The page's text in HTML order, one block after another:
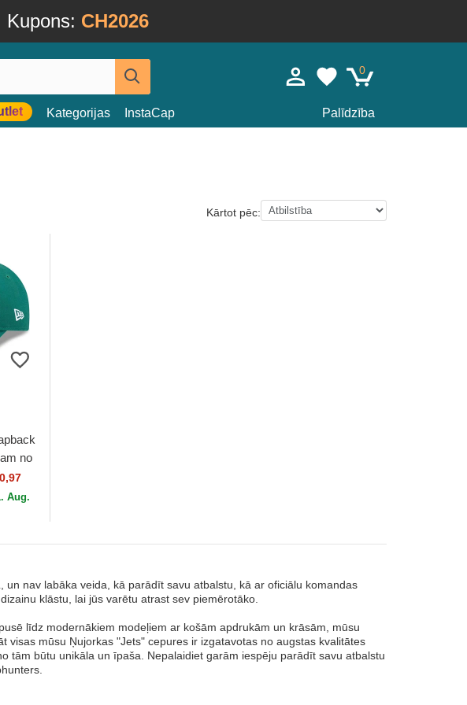
Kupons: CH2026
0
Kategorijas InstaCap Palīdzība
Kārtot pēc:
no
Aug.
nav labāka veida, kā parādīt savu atbalstu, kā ar oficiālu komandas
klāstu, lai jūs varētu atrast sev piemērotāko.
līdz modernākiem modeļiem ar košām apdrukām un krāsām, mūsu
visas mūsu Ņujorkas "Jets" cepures ir izgatavotas no augstas kvalitātes
tām būtu unikāla un īpaša. Nepalaidiet garām iespēju parādīt savu atbalstu